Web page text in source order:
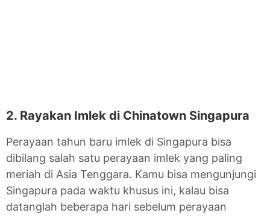
2. Rayakan Imlek di Chinatown Singapura
Perayaan tahun baru imlek di Singapura bisa
dibilang salah satu perayaan imlek yang paling
meriah di Asia Tenggara. Kamu bisa mengunjungi
Singapura pada waktu khusus ini, kalau bisa
datanglah beberapa hari sebelum perayaan